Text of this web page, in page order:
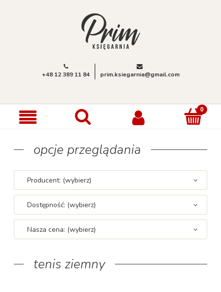
+48 12 389 11 84 prim.ksiegarnia@gmail.com
opcje przeglądania
Producent: (wybierz)
Dostępność: (wybierz)
Nasza cena: (wybierz)
tenis ziemny